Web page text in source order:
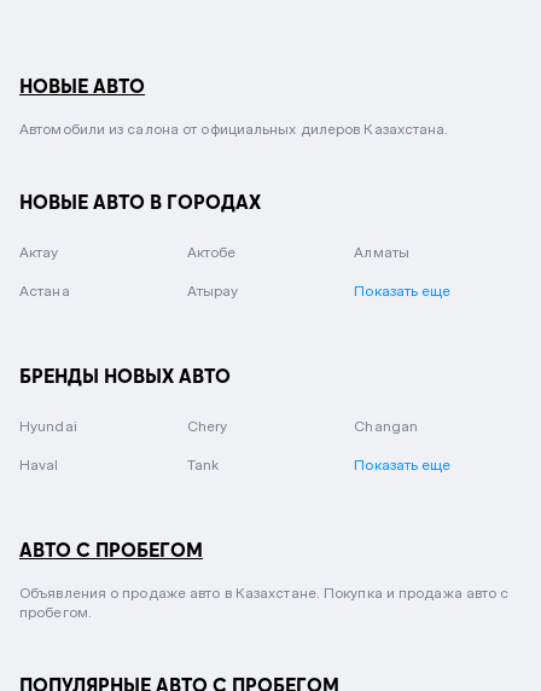
НОВЫЕ АВТО
Автомобили из салона от официальных дилеров Казахстана.
НОВЫЕ АВТО В ГОРОДАХ
Актау Актобе Алматы
Астана Атырау Показать еще
БРЕНДЫ НОВЫХ АВТО
Hyundai Chery Changan
Haval Tank Показать еще
АВТО С ПРОБЕГОМ
Объявления о продаже авто в Казахстане. Покупка и продажа авто с
пробегом.
ПОПУЛЯРНЫЕ АВТО С ПРОБЕГОМ